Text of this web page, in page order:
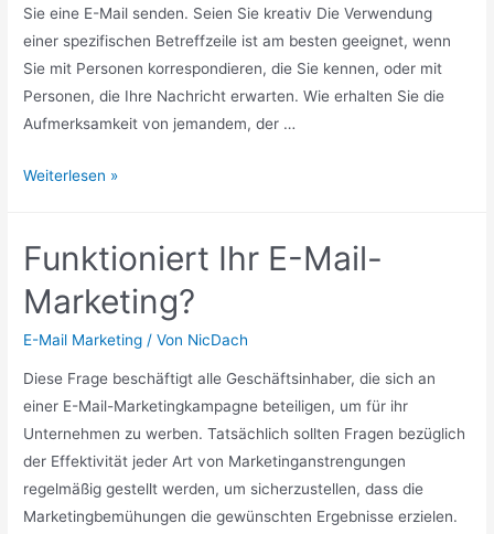
Sie eine E-Mail senden. Seien Sie kreativ Die Verwendung
einer spezifischen Betreffzeile ist am besten geeignet, wenn
Sie mit Personen korrespondieren, die Sie kennen, oder mit
Personen, die Ihre Nachricht erwarten. Wie erhalten Sie die
Aufmerksamkeit von jemandem, der …
Die
der
der
E-
Weiterlesen »
Funktioniert Ihr E-Mail-
Marketing?
E-Mail Marketing / Von NicDach
Diese Frage beschäftigt alle Geschäftsinhaber, die sich an
einer E-Mail-Marketingkampagne beteiligen, um für ihr
Unternehmen zu werben. Tatsächlich sollten Fragen bezüglich
der Effektivität jeder Art von Marketinganstrengungen
regelmäßig gestellt werden, um sicherzustellen, dass die
Marketingbemühungen die gewünschten Ergebnisse erzielen.